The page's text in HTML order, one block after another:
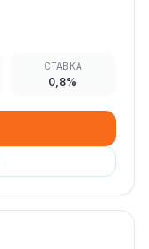
СТАВКА
0,8%